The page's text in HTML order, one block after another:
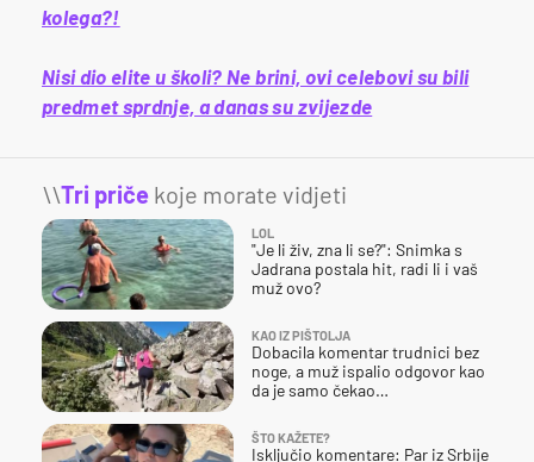
kolega?!
Nisi dio elite u školi? Ne brini, ovi celebovi su bili
predmet sprdnje, a danas su zvijezde
\\Tri priče koje morate vidjeti
LOL
"Je li živ, zna li se?": Snimka s
Jadrana postala hit, radi li i vaš
muž ovo?
KAO IZ PIŠTOLJA
Dobacila komentar trudnici bez
noge, a muž ispalio odgovor kao
da je samo čekao…
ŠTO KAŽETE?
Isključio komentare: Par iz Srbije